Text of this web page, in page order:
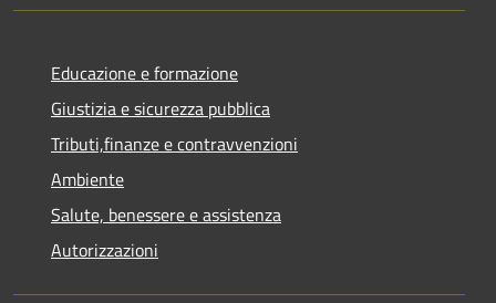
Educazione e formazione
Giustizia e sicurezza pubblica
Tributi,finanze e contravvenzioni
Ambiente
Salute, benessere e assistenza
Autorizzazioni